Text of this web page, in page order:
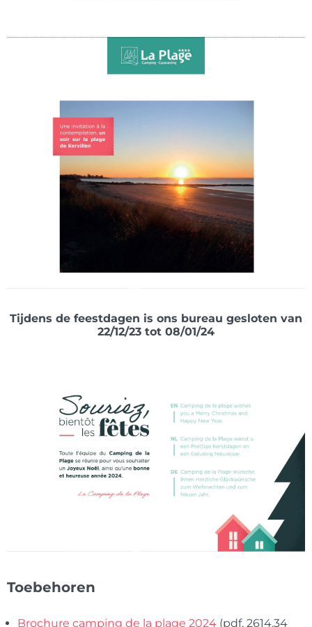
Tijdens de feestdagen is ons bureau gesloten van
22/12/23 tot 08/01/24
Toebehoren
Brochure camping de la plage 2024 (pdf, 2614.34